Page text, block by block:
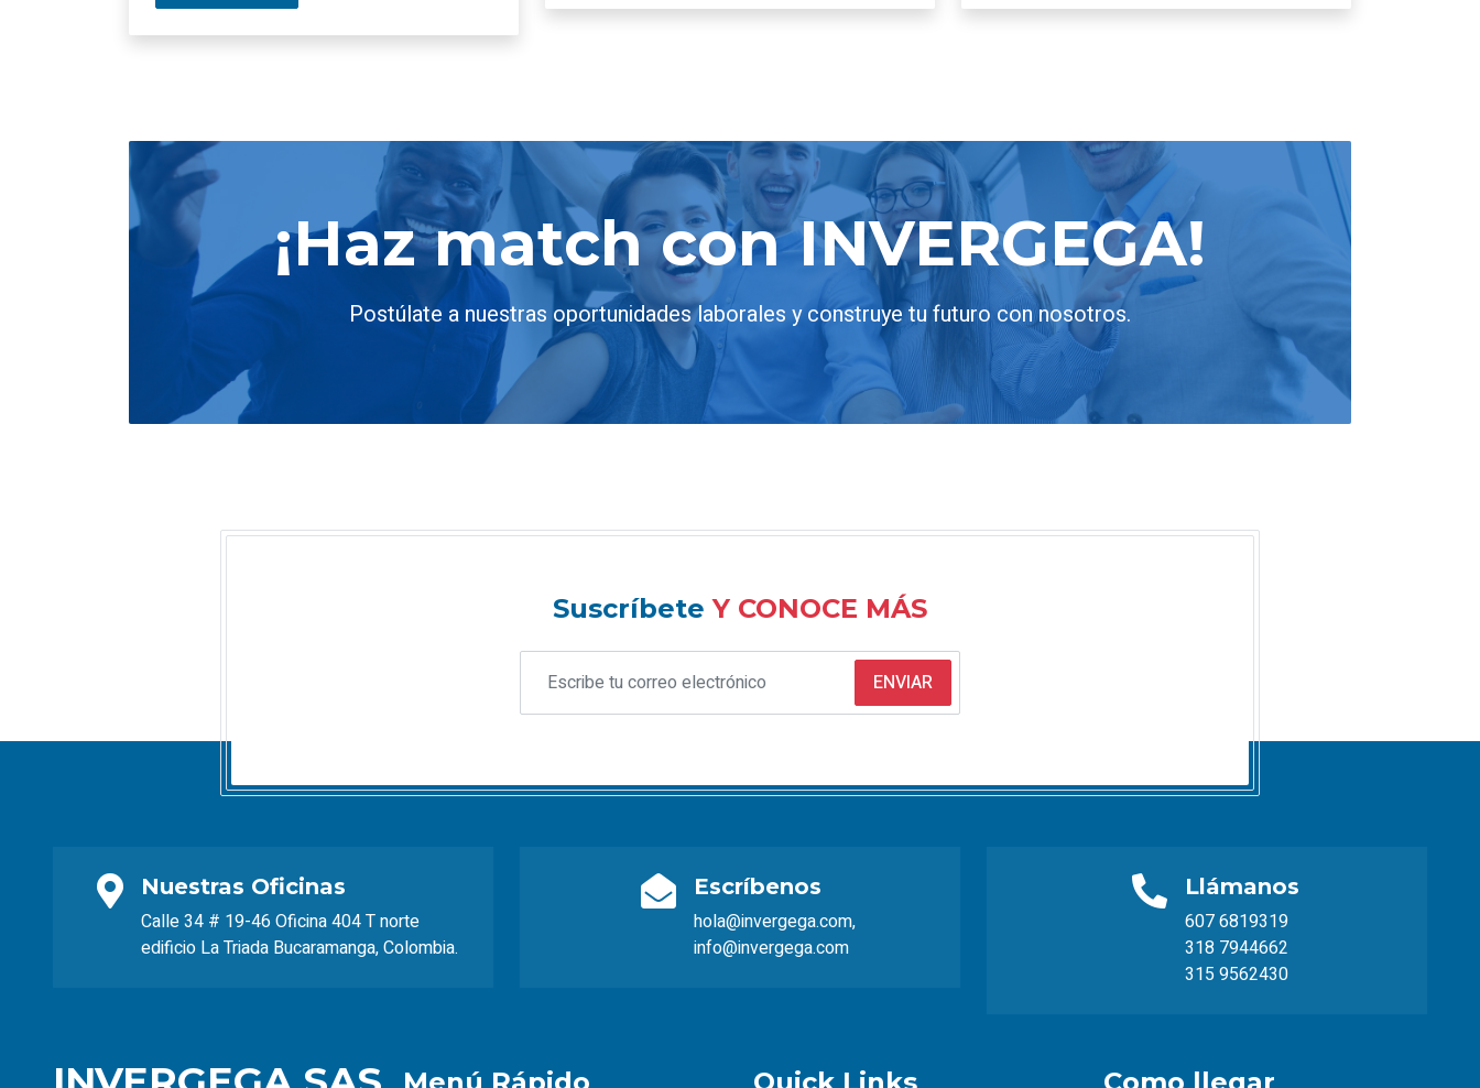
¡Haz match con INVERGEGA!
Postúlate a nuestras oportunidades laborales y construye tu futuro con nosotros.
SuscríbeteY CONOCE MÁS
ENVIAR
Nuestras Oficinas
Calle 34 # 19-46 Oficina 404 T norte
edificio La Triada Bucaramanga, Colombia.
Escríbenos
hola@invergega.com,
info@invergega.com
Llámanos
607 6819319
318 7944662
315 9562430